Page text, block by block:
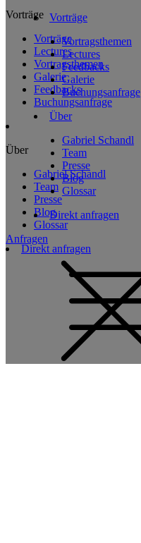
Vorträge
Vortragsthemen
Lectures
Feedbacks
Galerie
Buchungsanfrage
Über
Gabriel Schandl
Team
Presse
Blog
Glossar
Direkt anfragen
Anfragen
Vorträge
Vorträge
Lectures
Vortragsthemen
Galerie
Feedbacks
Buchungsanfrage
Über
Gabriel Schandl
Team
Presse
Blog
Glossar
Direkt anfragen